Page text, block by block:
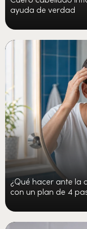
ayuda de verdad
¿Qué hacer ante la
con un plan de 4